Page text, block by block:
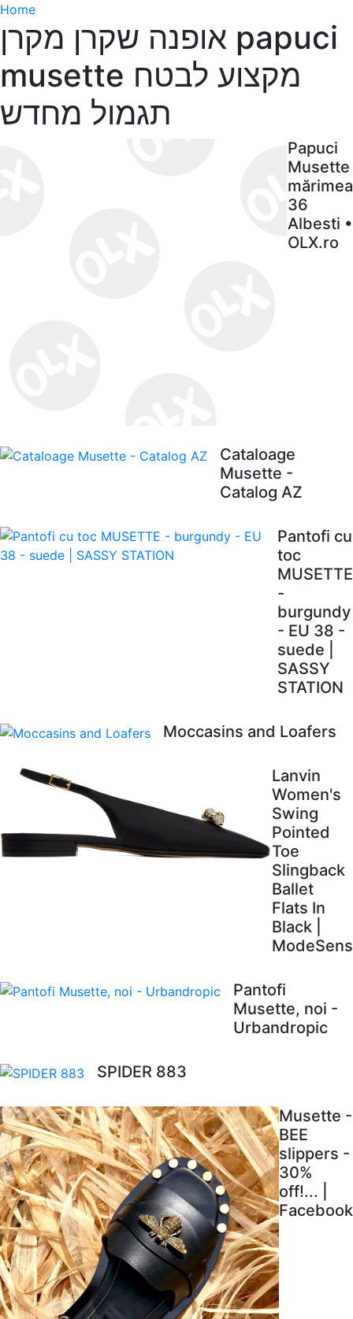
Home
אופנה שקרן מקרן papuci
musette מקצוע לבטח
תגמול מחדש
Papuci
Musette
mărimea
36
Albesti •
OLX.ro
Cataloage
Musette -
Catalog AZ
Pantofi cu
toc
MUSETTE
-
burgundy
- EU 38 -
suede |
SASSY
STATION
Moccasins and Loafers
Lanvin
Women's
Swing
Pointed
Toe
Slingback
Ballet
Flats In
Black |
ModeSens
Pantofi
Musette, noi -
Urbandropic
SPIDER 883
Musette -
BEE
slippers -
30%
off!... |
Facebook